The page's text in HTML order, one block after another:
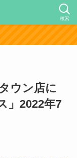
検索
サイト
ウン店に
」2022年7